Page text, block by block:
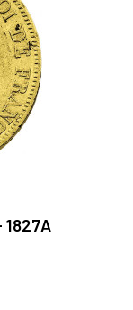
1827A